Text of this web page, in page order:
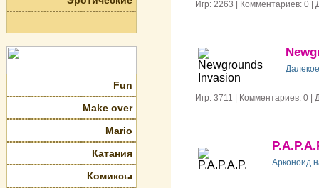
Fun
Make over
Mario
Катания
Комиксы
Игр: 2263 | Комментариев: 0
Игр: 3711 | Комментариев: 0
Арконоид